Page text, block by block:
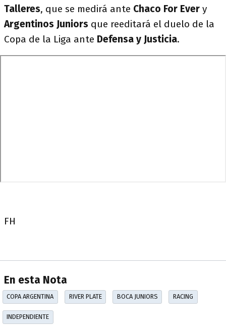
Talleres, que se medirá ante Chaco For Ever y
Argentinos Juniors que reeditará el duelo de la
Copa de la Liga ante Defensa y Justicia.
FH
En esta Nota
COPA ARGENTINA RIVER PLATE BOCA JUNIORS RACING
INDEPENDIENTE